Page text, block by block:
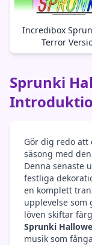
Incredibox
Terror
Sprunki
Gör dig redo att
säsong med
Denna senaste
festliga
en komplett
upplevelse
löven skiftar
Sprunki
musik som